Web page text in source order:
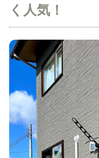
く人気！